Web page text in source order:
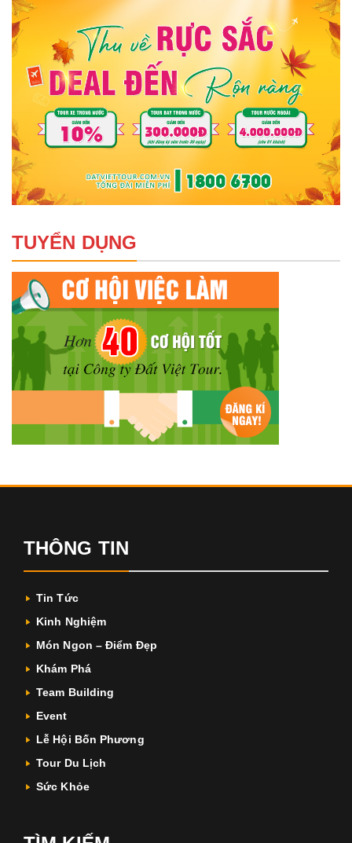
TUYỂN DỤNG
THÔNG TIN
Tin Tức
Kinh Nghiệm
Món Ngon – Điểm Đẹp
Khám Phá
Team Building
Event
Lễ Hội Bốn Phương
Tour Du Lịch
Sức Khỏe